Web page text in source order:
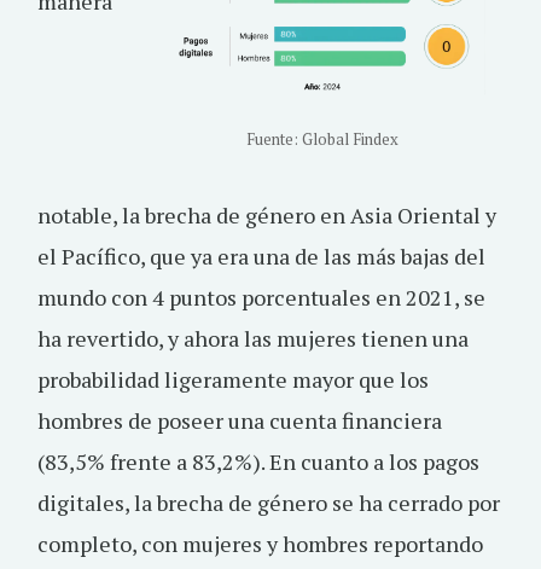
Fuente: Global Findex
notable, la brecha de género en Asia Oriental y
el Pacífico, que ya era una de las más bajas del
mundo con 4 puntos porcentuales en 2021, se
ha revertido, y ahora las mujeres tienen una
probabilidad ligeramente mayor que los
hombres de poseer una cuenta financiera
(83,5% frente a 83,2%). En cuanto a los pagos
digitales, la brecha de género se ha cerrado por
completo, con mujeres y hombres reportando